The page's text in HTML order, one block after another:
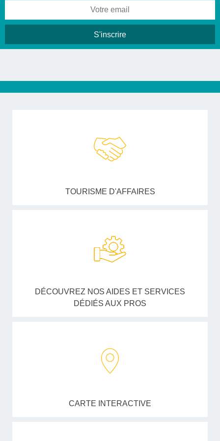
TOURISME D'AFFAIRES
DÉCOUVREZ NOS AIDES ET SERVICES
DÉDIÉS AUX PROS
CARTE INTERACTIVE